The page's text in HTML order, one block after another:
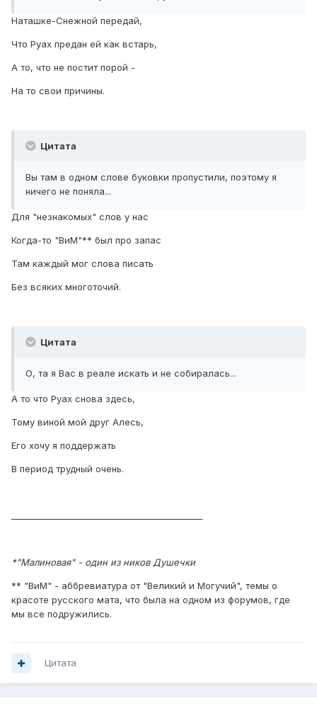
Наташке-Снежной передай,
Что Руах предан ей как встарь,
А то, что не постит порой -
На то свои причины.
Цитата
Вы там в одном слове буковки пропустили, поэтому я
ничего не поняла...
Для "незнакомых" слов у нас
Когда-то "ВиМ"** был про запас
Там каждый мог слова писать
Без всяких многоточий.
Цитата
О, та я Вас в реале искать и не собиралась...
А то что Руах снова здесь,
Тому виной мой друг Алесь,
Его хочу я поддержать
В период трудный очень.
*"Малиновая" - один из ников Душечки
** "ВиМ" - аббревиатура от "Великий и Могучий", темы о
красоте русского мата, что была на одном из форумов, где
мы все подружились.
Цитата